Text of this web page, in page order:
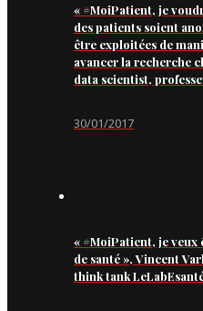
« #MoiPatient, je
des patients soient
être exploitées de
avancer la recherche
data scientist,
30/01/2017
« #MoiPatient, je veux
de santé », Vincent
think tank